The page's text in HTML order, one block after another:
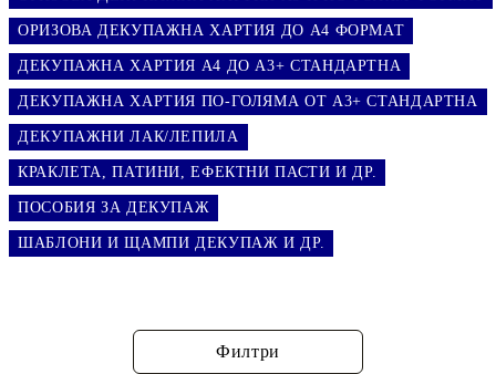
ОРИЗОВА ДЕКУПАЖНА ХАРТИЯ ДО А4 ФОРМАТ
ДЕКУПАЖНА ХАРТИЯ А4 ДО А3+ СТАНДАРТНА
ДЕКУПАЖНА ХАРТИЯ ПО-ГОЛЯМА ОТ А3+ СТАНДАРТНА
ДЕКУПАЖНИ ЛАК/ЛЕПИЛА
КРАКЛЕТА, ПАТИНИ, ЕФЕКТНИ ПАСТИ И ДР.
ПОСОБИЯ ЗА ДЕКУПАЖ
ШАБЛОНИ И ЩАМПИ ДЕКУПАЖ И ДР.
Филтри